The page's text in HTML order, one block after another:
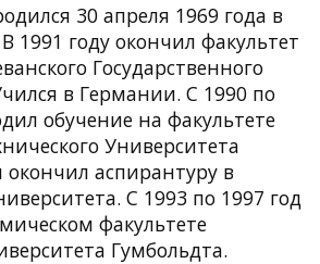
30 апреля 1969 года в
1991 году окончил факультет
Государственного
в Германии. С 1990 по
обучение на факультете
Университета
окончил аспирантуру в
С 1993 по 1997 год
факультете
Гумбольдта.